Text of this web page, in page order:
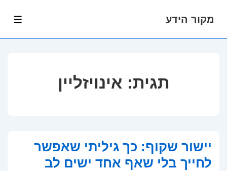
מקור הידע
תגית: אינויזליין
יישור שקוף: כך גיליתי שאפשר
לחייך בלי שאף אחד ישים לב